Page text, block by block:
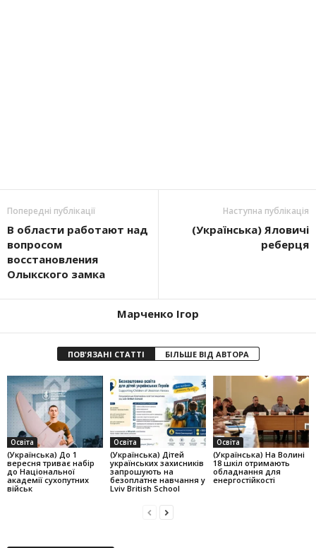
Попередні публікації
В области работают над
вопросом
восстановления
Олыкского замка
Наступна публікація
(Українська) Яловичі
реберця
Марченко Ігор
ПОВ'ЯЗАНІ СТАТТІ БІЛЬШЕ ВІД АВТОРА
Освіта
(Українська) До 1
вересня триває набір
до Національної
академії сухопутних
військ
Освіта
(Українська) Дітей
українських захисників
запрошують на
безоплатне навчання у
Lviv British School
Освіта
(Українська) На Волині
18 шкіл отримають
обладнання для
енергостійкості